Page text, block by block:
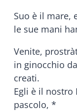
Suo è il mare,
le sue mani
Venite,
in ginocchio
creati.
Egli è il
pascolo, *